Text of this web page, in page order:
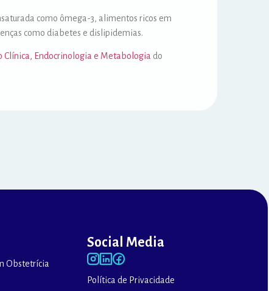
como ômega-3, alimentos ricos em
como diabetes e dislipidemias.
Clínica, Endocrinologia e Metabologia do
Obstetrícia
Social Media
Política de Privacidade